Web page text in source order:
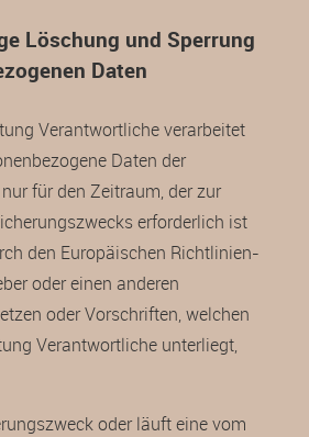
Löschung und Sperrung
Daten
Verantwortliche verarbeitet
Daten der
für den Zeitraum, der zur
erforderlich ist
den Europäischen Richtlinien-
oder einen anderen
oder Vorschriften, welchen
Verantwortliche unterliegt,
oder läuft eine vom